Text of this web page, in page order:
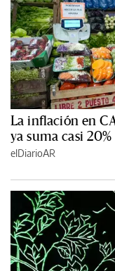
La inflación en
ya suma casi
elDiarioAR